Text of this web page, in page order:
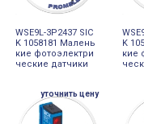
WSE9L-3P2437 SIC
K 1058181 Малень
кие фотоэлектри
ческие датчики
K
кие
уточнить цену